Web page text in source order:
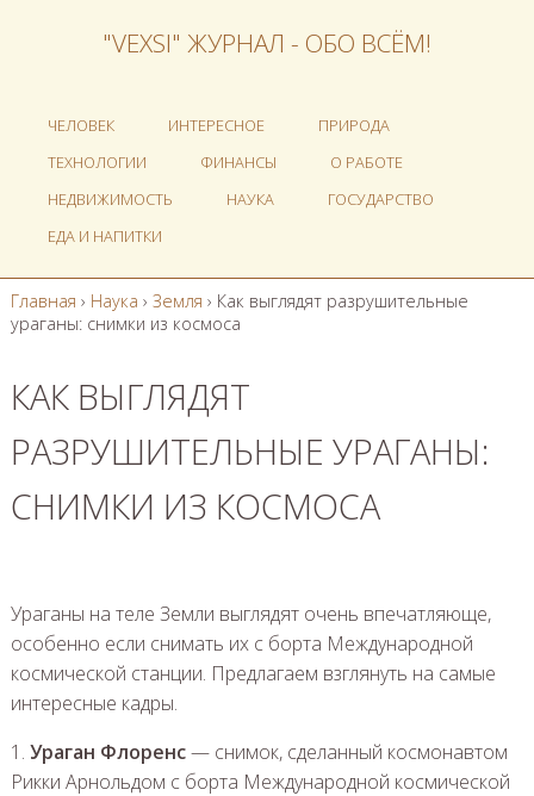
"VEXSI" ЖУРНАЛ - ОБО ВСЁМ!
ЧЕЛОВЕК ИНТЕРЕСНОЕ
ПРИРОДА
ТЕХНОЛОГИИ
ФИНАНСЫ
О РАБОТЕ
НЕДВИЖИМОСТЬ
НАУКА
ГОСУДАРСТВО
ЕДА И НАПИТКИ
Главная › Наука › Земля › Как выглядят разрушительные
ураганы: снимки из космоса
КАК ВЫГЛЯДЯТ
РАЗРУШИТЕЛЬНЫЕ УРАГАНЫ:
СНИМКИ ИЗ КОСМОСА
Ураганы на теле Земли выглядят очень впечатляюще,
особенно если снимать их с борта Международной
космической станции. Предлагаем взглянуть на самые
интересные кадры.
1. Ураган Флоренс— снимок, сделанный космонавтом
Рикки Арнольдом с борта Международной космической